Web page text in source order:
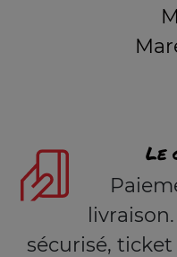
Le
sécurisé,